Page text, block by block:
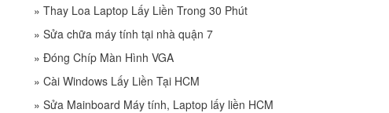
» Thay Loa Laptop Lấy Liền Trong 30 Phút
» Sửa chữa máy tính tại nhà quận 7
» Đóng Chíp Màn Hình VGA
» Cài Windows Lấy Liền Tại HCM
» Sửa Mainboard Máy tính, Laptop lấy liền HCM